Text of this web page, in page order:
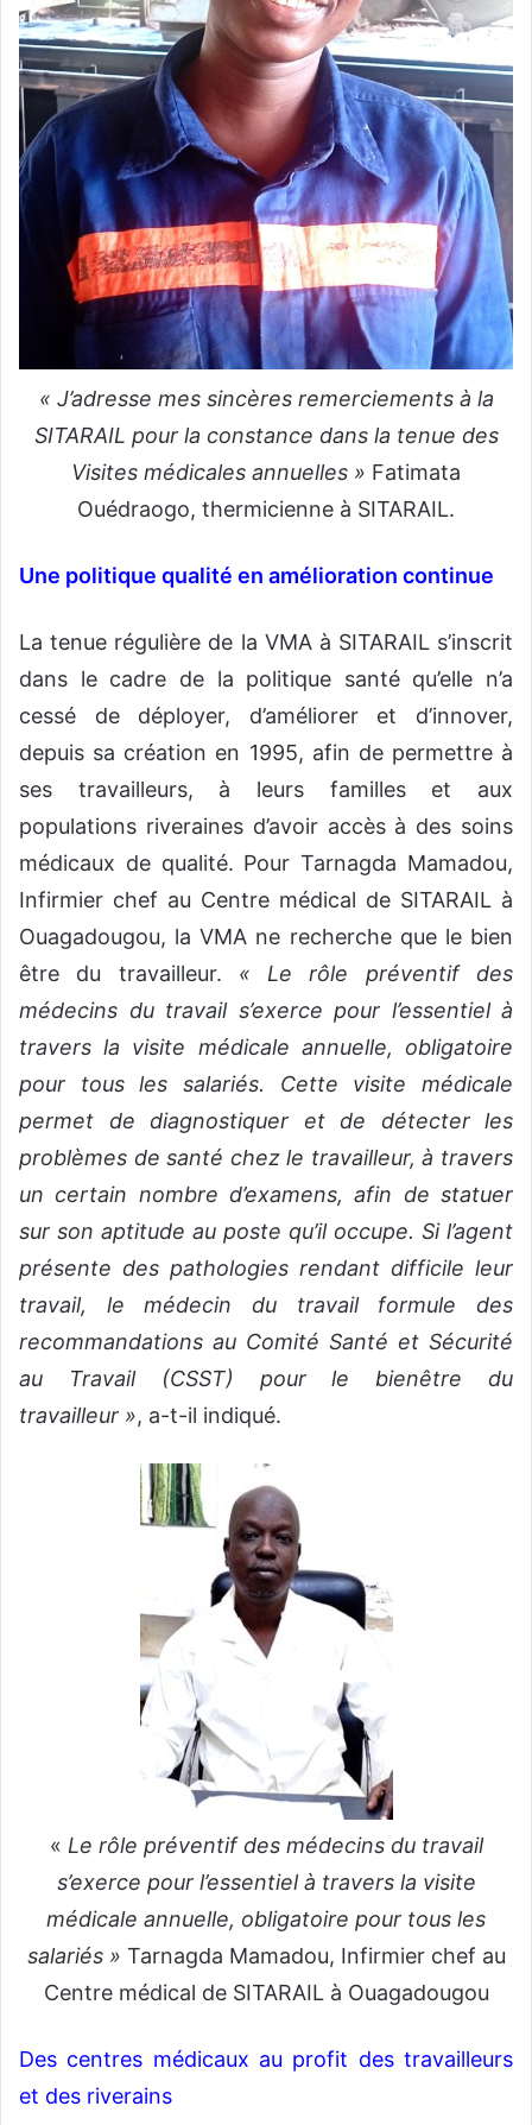
« J’adresse mes sincères remerciements à la
SITARAIL pour la constance dans la tenue des
Visites médicales annuelles » Fatimata
Ouédraogo, thermicienne à SITARAIL.
Une politique qualité en amélioration continue
La tenue régulière de la VMA à SITARAIL s’inscrit
dans le cadre de la politique santé qu’elle n’a
cessé de déployer, d’améliorer et d’innover,
depuis sa création en 1995, afin de permettre à
ses travailleurs, à leurs familles et aux
populations riveraines d’avoir accès à des soins
médicaux de qualité. Pour Tarnagda Mamadou,
Infirmier chef au Centre médical de SITARAIL à
Ouagadougou, la VMA ne recherche que le bien
être du travailleur. « Le rôle préventif des
médecins du travail s’exerce pour l’essentiel à
travers la visite médicale annuelle, obligatoire
pour tous les salariés. Cette visite médicale
permet de diagnostiquer et de détecter les
problèmes de santé chez le travailleur, à travers
un certain nombre d’examens, afin de statuer
sur son aptitude au poste qu’il occupe. Si l’agent
présente des pathologies rendant difficile leur
travail, le médecin du travail formule des
recommandations au Comité Santé et Sécurité
au Travail (CSST) pour le bienêtre du
travailleur », a-t-il indiqué.
« Le rôle préventif des médecins du travail
s’exerce pour l’essentiel à travers la visite
médicale annuelle, obligatoire pour tous les
salariés » Tarnagda Mamadou, Infirmier chef au
Centre médical de SITARAIL à Ouagadougou
Des centres médicaux au profit des travailleurs
et des riverains